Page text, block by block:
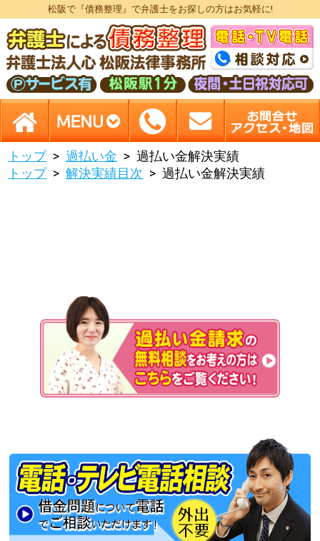
松阪で『債務整理』で弁護士をお探しの方はお気軽に!
トップ 過払い金
過払い金解決実績
トップ
解決実績目次 過払い金解決実績